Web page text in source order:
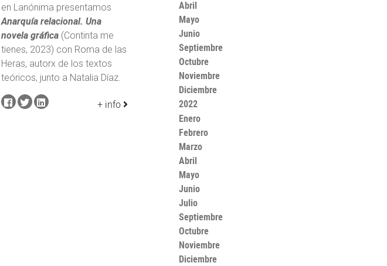
en Lanónima presentamos
Anarquía relacional. Una
novela gráfica(Continta me
tienes, 2023) con Roma de las
Heras, autorx de los textos
teóricos, junto a Natalia Díaz.
+ info
Abril
Mayo
Junio
Septiembre
Octubre
Noviembre
Diciembre
2022
Enero
Febrero
Marzo
Abril
Mayo
Junio
Julio
Septiembre
Octubre
Noviembre
Diciembre